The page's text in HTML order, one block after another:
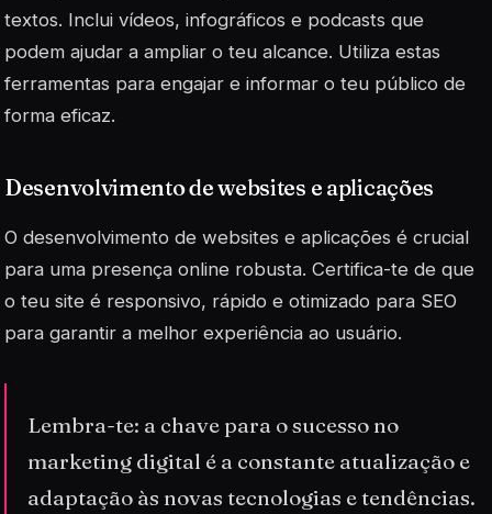
textos. Inclui vídeos, infográficos e podcasts que
podem ajudar a ampliar o teu alcance. Utiliza estas
ferramentas para engajar e informar o teu público de
forma eficaz.
Desenvolvimento de websites e aplicações
O desenvolvimento de websites e aplicações é crucial
para uma presença online robusta. Certifica-te de que
o teu site é responsivo, rápido e otimizado para SEO
para garantir a melhor experiência ao usuário.
Lembra-te: a chave para o sucesso no
marketing digital é a constante atualização e
adaptação às novas tecnologias e tendências.